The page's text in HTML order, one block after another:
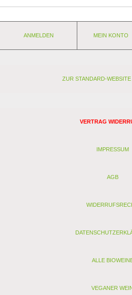
ANMELDEN MEIN KONTO
ZUR STANDARD-
VERTRAG
IMPRESSUM
AGB
ALLE
VEGANER